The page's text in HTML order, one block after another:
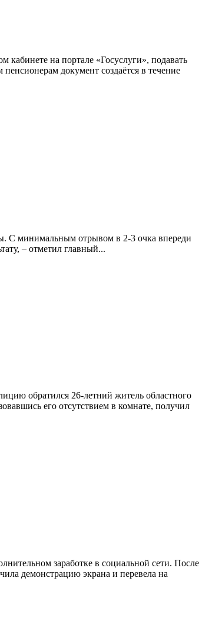
кабинете на портале «Госуслуги», подавать
документ создаётся в течение
С минимальным отрывом в 2-3 очка впереди
– отметил главный...
обратился 26-летний житель областного
его отсутствием в комнате, получил
заработке в социальной сети. После
демонстрацию экрана и перевела на